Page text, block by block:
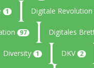
1 Digitale Revolution
97 Digitales
Diversity 1 DKV 2